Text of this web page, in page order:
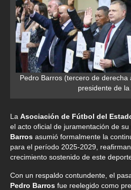
Pedro Barros (tercero de
presidente de la
La Asociación de Fútbol del
el acto oficial de juramentación de su
Barros asumió formalmente la
para el período 2025-2029,
crecimiento sostenido de este
Con un respaldo contundente, el
Pedro Barros fue reelegido como